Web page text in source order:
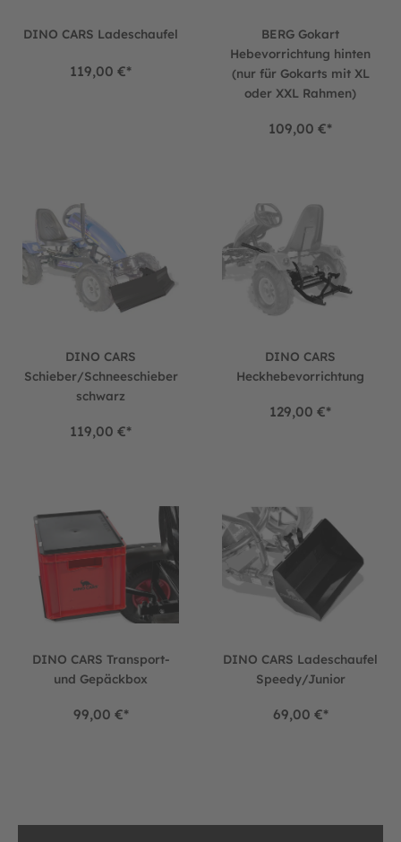
DINO CARS Ladeschaufel
119,00 €*
BERG Gokart
Hebevorrichtung hinten
(nur für Gokarts mit XL
oder XXL Rahmen)
109,00 €*
DINO CARS
Schieber/Schneeschieber
schwarz
119,00 €*
DINO CARS
Heckhebevorrichtung
129,00 €*
DINO CARS Transport-
und Gepäckbox
99,00 €*
DINO CARS Ladeschaufel
Speedy/Junior
69,00 €*